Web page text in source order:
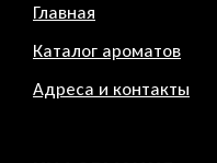
Главная
Каталог ароматов
Адреса и контакты